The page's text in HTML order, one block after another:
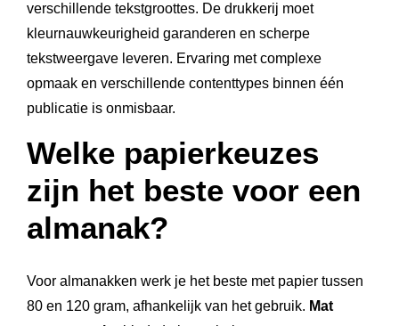
verschillende tekstgroottes. De drukkerij moet
kleurnauwkeurigheid garanderen en scherpe
tekstweergave leveren. Ervaring met complexe
opmaak en verschillende contenttypes binnen één
publicatie is onmisbaar.
Welke papierkeuzes
zijn het beste voor een
almanak?
Voor almanakken werk je het beste met papier tussen
80 en 120 gram, afhankelijk van het gebruik. Mat